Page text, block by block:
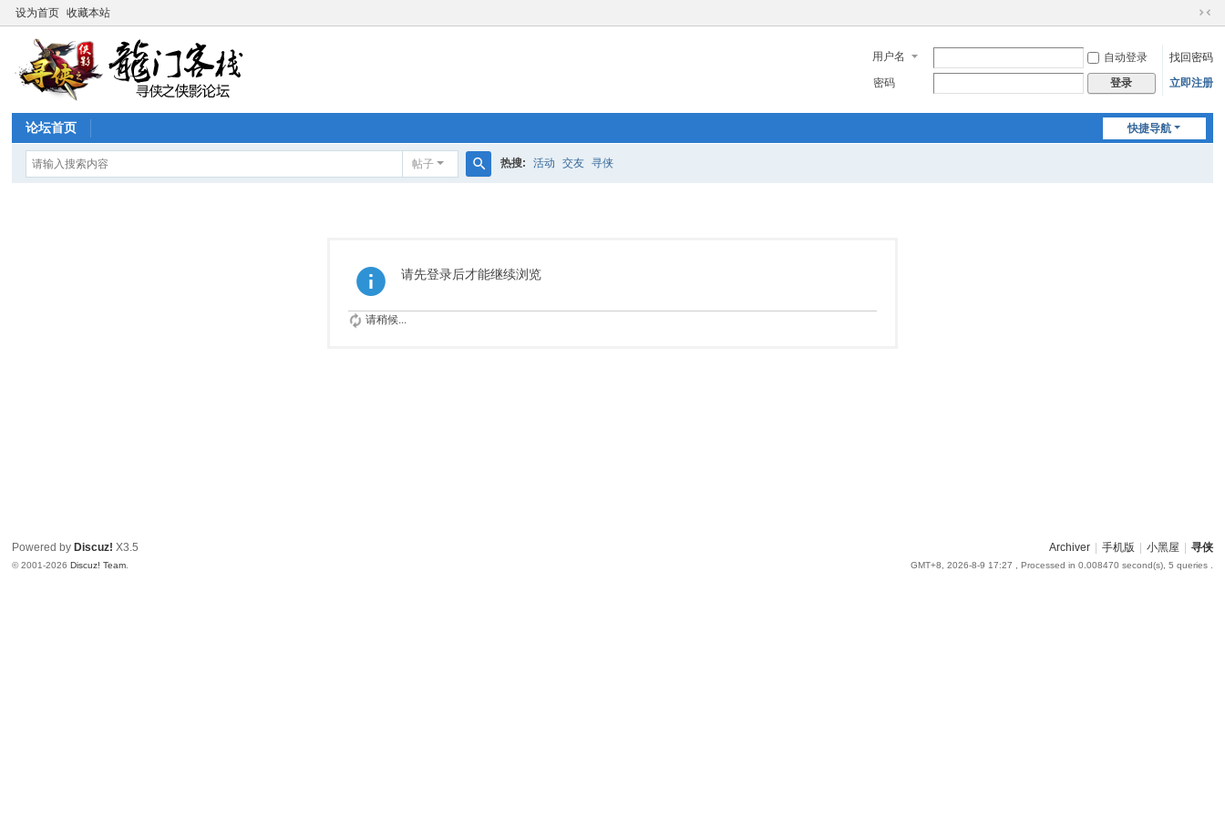
设为首页 收藏本站
切
到
窄
用户名 自动登录
找回密码
密码
登录 立即注册
快捷导航
论坛首页
帖子 热搜: 活动 交友 寻侠
请先登录后才能继续浏览
请稍候...
Archiver 手机版 小黑屋 寻侠
GMT+8, 2026-8-9 17:27 , Processed in 0.008470 second(s), 5 queries .
Powered by Discuz! X3.5
© 2001-2026Discuz! Team